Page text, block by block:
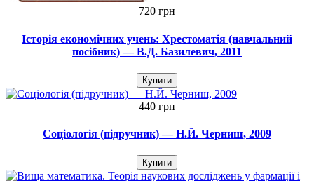
720 грн
Історія економічних учень: Хрестоматія (навчальний
посібник) — В.Д. Базилевич, 2011
Купити
440 грн
Соціологія (підручник) — Н.Й. Черниш, 2009
Купити